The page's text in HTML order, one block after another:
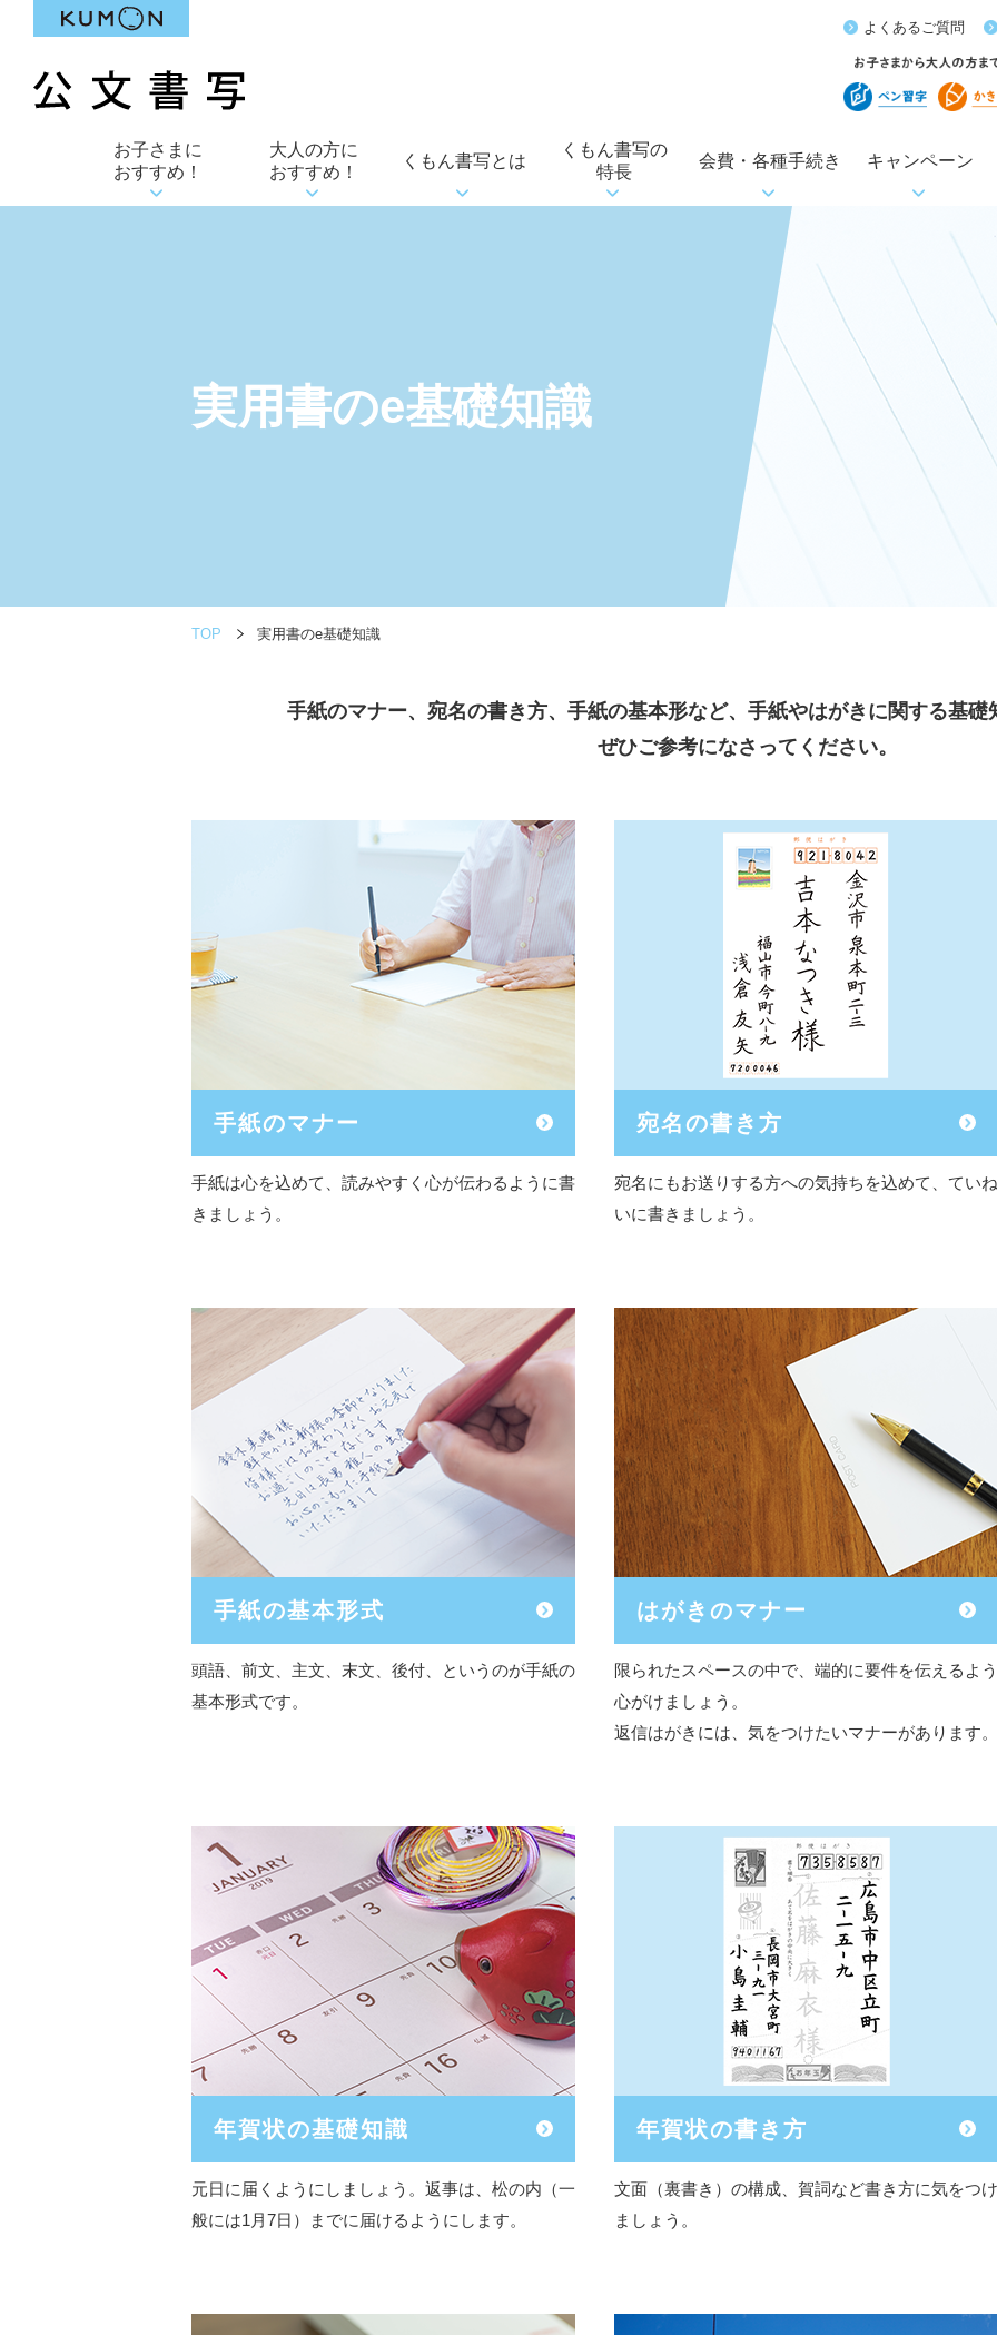
よくあるご質問
お子さまに
おすすめ！
大人の方に
おすすめ！
くもん書写とは
くもん書写の
特長
会費・各種手続き キャンペーン
実用書のe基礎知識
TOP 実用書のe基礎知識
手紙のマナー、宛名の書き方、手紙の基本形など、 手紙やはがきに関する基礎
ぜひご参考になさってください。
手紙のマナー
手紙は心を込めて、読みやすく心が伝わるように書
きましょう。
宛名の書き方
宛名にもお送りする方への気持ちを込めて、ていね
いに書きましょう。
手紙の基本形式
頭語、前文、主文、末文、後付、というのが手紙の
基本形式です。
はがきのマナー
限られたスペースの中で、端的に要件を伝えるよう
心がけましょう。
返信はがきには、気をつけたいマナーがあります。
年賀状の基礎知識
元日に届くようにしましょう。返事は、松の内（一
般には1月7日）までに届けるようにします。
年賀状の書き方
文面（裏書き）の構成、賀詞など書き方に気をつけ
ましょう。